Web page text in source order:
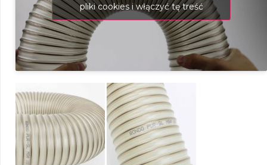
pliki cookies i włączyć tę treść